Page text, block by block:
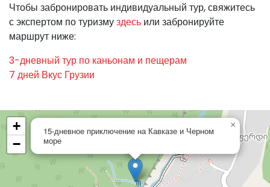
Чтобы забронировать индивидуальный тур, свяжитесь
с экспертом по туризмуздесь или забронируйте
маршрут ниже:
3-дневный тур по каньонам и пещерам
7 дней Вкус Грузии
15-дневное приключение на Кавказе и Черном
море
×
+
−